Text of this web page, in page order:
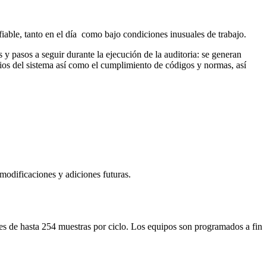
tanto en el día como bajo condiciones inusuales de trabajo.
pasos a seguir durante la ejecución de la auditoria: se generan
del sistema así como el cumplimiento de códigos y normas, así
y adiciones futuras.
de hasta 254 muestras por ciclo. Los equipos son programados a fin